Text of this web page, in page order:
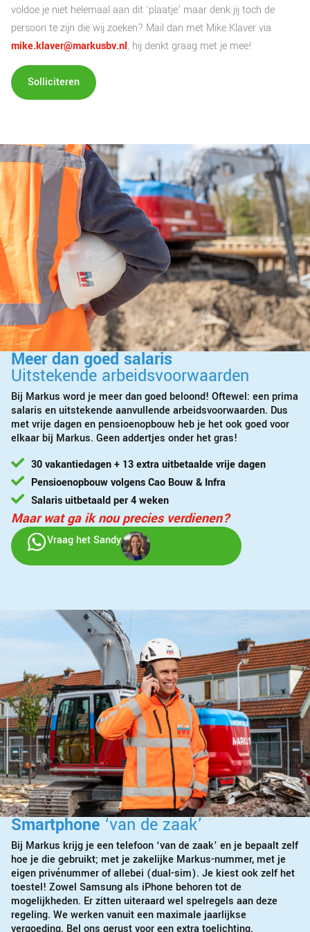
voldoe je niet helemaal aan dit ‘plaatje’ maar denk jij toch de
persoon te zijn die wij zoeken? Mail dan met Mike Klaver via
mike.klaver@markusbv.nl, hij denkt graag met je mee!
Solliciteren
Meer dan goed salaris
Uitstekende arbeidsvoorwaarden
Bij Markus word je meer dan goed beloond! Oftewel: een prima
salaris en uitstekende aanvullende arbeidsvoorwaarden. Dus
met vrije dagen en pensioenopbouw heb je het ook goed voor
elkaar bij Markus. Geen addertjes onder het gras!
30 vakantiedagen + 13 extra uitbetaalde vrije dagen
Pensioenopbouw volgens Cao Bouw & Infra
Salaris uitbetaald per 4 weken
Maar wat ga ik nou precies verdienen?
Vraag het Sandy
Smartphone‘van de zaak’
Bij Markus krijg je een telefoon ‘van de zaak’ en je bepaalt zelf
hoe je die gebruikt; met je zakelijke Markus-nummer, met je
eigen privénummer of allebei (dual-sim). Je kiest ook zelf het
toestel! Zowel Samsung als iPhone behoren tot de
mogelijkheden. Er zitten uiteraard wel spelregels aan deze
regeling. We werken vanuit een maximale jaarlijkse
vergoeding. Bel ons gerust voor een extra toelichting.